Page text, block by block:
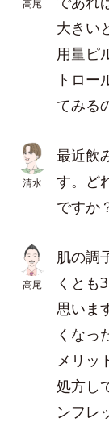
高尾
大きい
用量ピ
トロー
てみる
清水
最近飲
す。ど
ですか
高尾
肌の調
くとも
思いま
くなっ
メリッ
処方し
ンフレ